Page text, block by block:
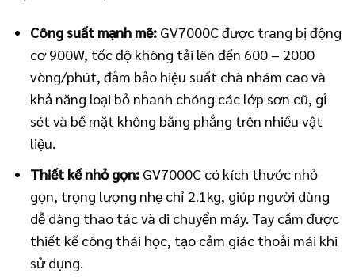
Công suất mạnh mẽ: GV7000C được trang bị động
cơ 900W, tốc độ không tải lên đến 600 – 2000
vòng/phút, đảm bảo hiệu suất chà nhám cao và
khả năng loại bỏ nhanh chóng các lớp sơn cũ, gỉ
sét và bề mặt không bằng phẳng trên nhiều vật
liệu.
Thiết kế nhỏ gọn: GV7000C có kích thước nhỏ
gọn, trọng lượng nhẹ chỉ 2.1kg, giúp người dùng
dễ dàng thao tác và di chuyển máy. Tay cầm được
thiết kế công thái học, tạo cảm giác thoải mái khi
sử dụng.